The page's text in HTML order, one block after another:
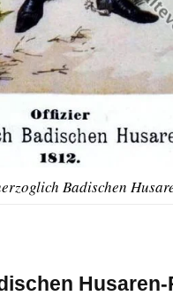
Badischen
Husaren-